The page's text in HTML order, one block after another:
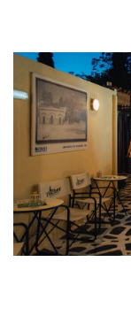
to
main
content